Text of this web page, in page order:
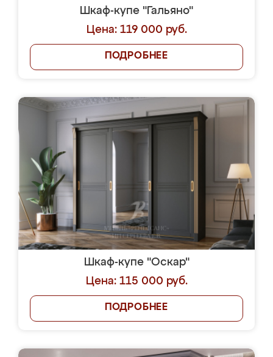
Шкаф-купе "Гальяно"
Цена: 119 000 руб.
ПОДРОБНЕЕ
Шкаф-купе "Оскар"
Цена: 115 000 руб.
ПОДРОБНЕЕ